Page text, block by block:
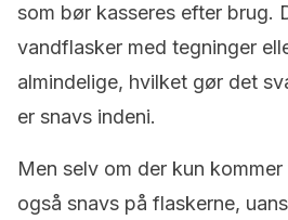
som bør kasseres efter brug.
vandflasker med tegninger
almindelige, hvilket gør det
er snavs indeni.
Men selv om der kun
også snavs på flaskerne,